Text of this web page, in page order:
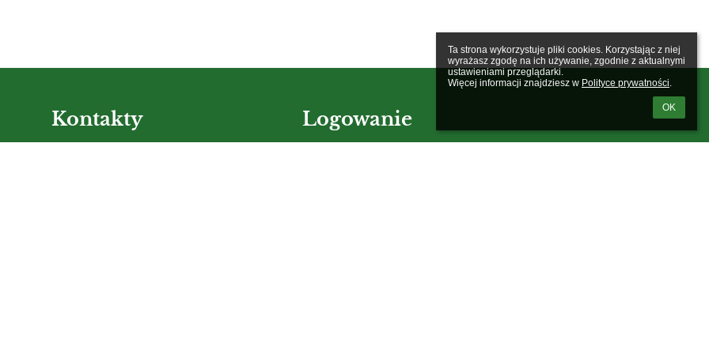
Ta strona wykorzystuje pliki cookies. Korzystając z niej
wyrażasz zgodę na ich używanie, zgodnie z aktualnymi
ustawieniami przeglądarki.
Więcej informacji znajdziesz w Polityce prywatności.
OK
Kontakty Logowanie